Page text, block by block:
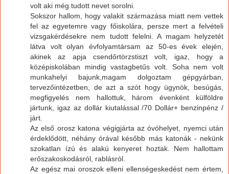
volt aki még tudott nevet sorolni.
Sokszor hallom, hogy valakit származása miatt nem vettek
fel az egyetemre vagy főiskolára, persze mert a felvételi
vizsgakérdésekre nem tudott felelni. A magam helyzetét
látva volt olyan évfolyamtársam az 50-es évek elején,
akinek az apja csendőrtörzstiszt volt, igaz, hogy a
középiskolában mindig vastagbetűs volt. Soha nem volt
munkahelyi bajunk,magam dolgoztam gépgyárban,
tervezőintézetben, de azt a szót hogy ügynök, besúgás,
megfigyelés nem hallottuk, három évenként külföldre
jártunk, igaz az dollár kiutalással /70 Dollár+ benzinpénz /
járt.
Az első orosz katona végigjárta az óvóhelyet, nyemci után
érdeklődött, néhány órával később más katonák - nekünk
szokatlan ízú és alakú kenyeret hoztak. Nem hallottam
erőszakoskodásról, rablásról.
Az egész mai oroszok elleni ellenségeskedést nem értem,